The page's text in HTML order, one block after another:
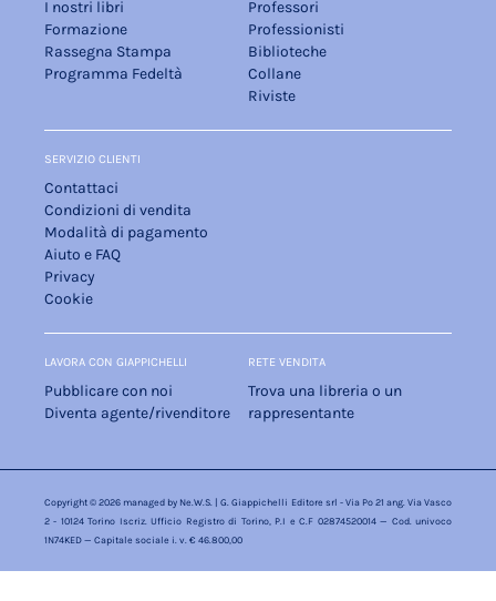
I nostri libri
Formazione
Rassegna Stampa
Programma Fedeltà
Professori
Professionisti
Biblioteche
Collane
Riviste
SERVIZIO CLIENTI
Contattaci
Condizioni di vendita
Modalità di pagamento
Aiuto e FAQ
Privacy
Cookie
LAVORA CON GIAPPICHELLI
Pubblicare con noi
Diventa agente/rivenditore
RETE VENDITA
Trova una libreria o un
rappresentante
Copyright © 2026 managed by Ne.W.S. | G. Giappichelli Editore srl - Via Po 21 ang. Via Vasco
2 - 10124 Torino Iscriz. Ufficio Registro di Torino, P.I e C.F 02874520014 — Cod. univoco
1N74KED — Capitale sociale i. v. € 46.800,00